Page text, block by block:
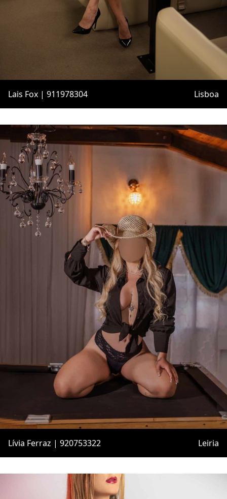
Lais Fox | 911978304 Lisboa
Lívia Ferraz | 920753322 Leiria